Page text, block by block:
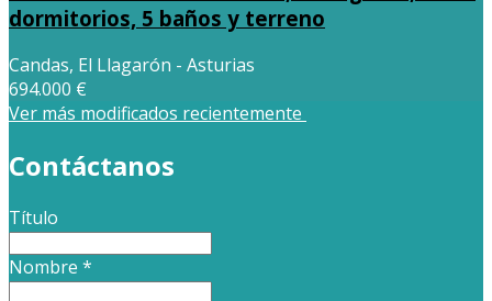
dormitorios, 5 baños y terreno
Candas, El Llagarón - Asturias
694.000 €
Ver más modificados recientemente
Contáctanos
Título
Nombre *